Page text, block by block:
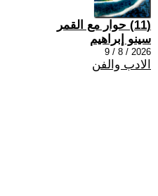
(11) حوار مع القمر
سينو إبراهيم
2026 / 8 / 9
الادب والفن